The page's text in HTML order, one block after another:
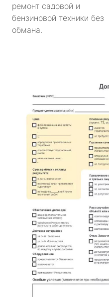
ремонт садовой и
бензиновой техники без
обмана.